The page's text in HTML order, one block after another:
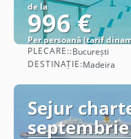
de la
996 €
Per persoană (tarif
PLECARE::București
DESTINAȚIE:Madeira
Sejur